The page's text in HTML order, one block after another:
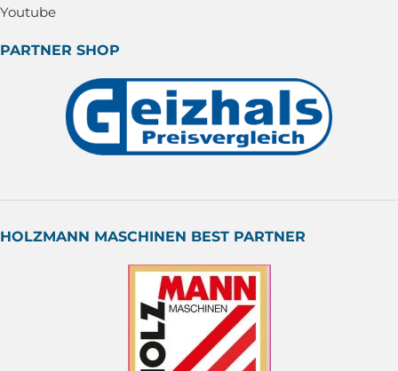
Youtube
PARTNER SHOP
HOLZMANN MASCHINEN BEST PARTNER